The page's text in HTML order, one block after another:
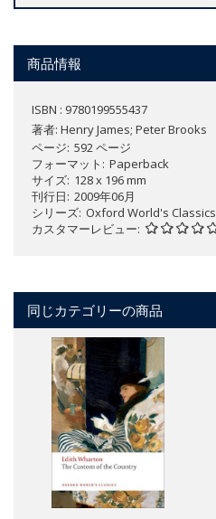
商品情報
ISBN : 9780199555437
著者: Henry James; Peter Brooks
ページ 592 ページ
フォーマット
Paperback
サイズ 128 x 196 mm
刊行日 2009年06月
シリーズ Oxford World's Classics
カスタマーレビュー
同じカテゴリーの商品